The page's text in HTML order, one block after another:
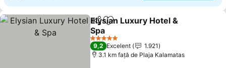
DistribuițiAdăugaţi la favorite
Elysian Luxury Hotel &
Spa
5 Stele
9,2 Excelent
1.921
3.1 km faţă de Plaja Kalamatas